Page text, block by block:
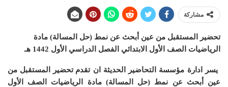
مشاركة
تحضير المستقبل من عين أبحث عن نمط (حل المسالة) مادة
الرياضيات الصف الأول الابتدائي الفصل الدراسي الأول 1442 هـ
يسر ادارة مؤسسة التحاضير الحديثة ان تقدم تحضير المستقبل من
عين أبحث عن نمط (حل المسالة) مادة الرياضيات الصف الأول